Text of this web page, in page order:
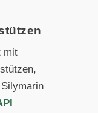
mit